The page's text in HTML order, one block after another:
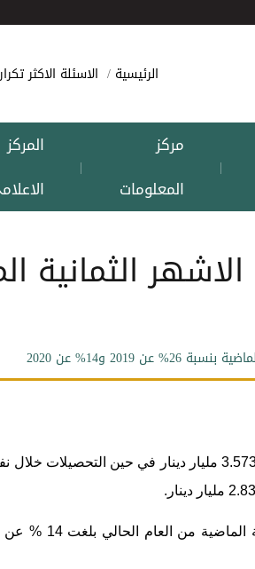
الرئيسية الاسئلة الاكثر
|
مركز
المعلومات
|
المركز
و14% عن 2020
بلغت تحصيلات ضريبة الدخل والمبيعات منذ بداية العام الحالي وحتى نهاية اب الماضي 3.573 مليار
واوضحت دائرة ضريبة الدخل والمبيعات ان